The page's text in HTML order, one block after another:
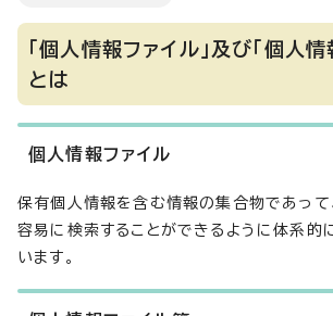
「個人情報ファイル」及び「個人情
とは
個人情報ファイル
保有個人情報を含む情報の集合物であって
容易に検索することができるように体系的
います。